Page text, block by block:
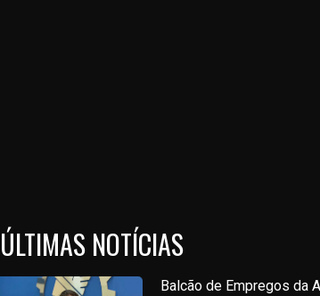
ÚLTIMAS NOTÍCIAS
Balcão de Empregos da